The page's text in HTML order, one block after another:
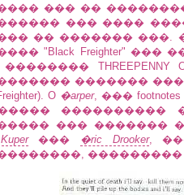
��� ��
��� ����
�� ������� ���.
"Black Freighter"
THREEPENNY
�������
O �arper, ���
����������
��� �������
��� �ric Drooker,